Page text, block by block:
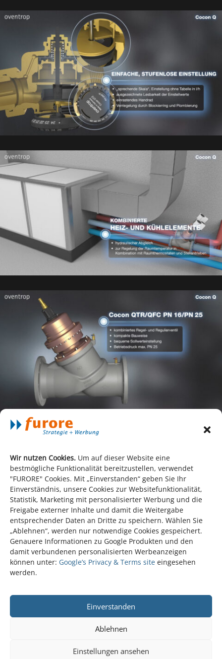
Wir nutzen Cookies. Um auf dieser Website eine
bestmögliche Funktionalität bereitzustellen, verwendet
"FURORE" Cookies. Mit „Einverstanden“ geben Sie Ihr
Einverständnis, unsere Cookies zur Websitefunktionalität,
Statistik, Marketing mit personalisierter Werbung und die
Freigabe externer Inhalte und damit die Weitergabe
entsprechender Daten an Dritte zu speichern. Wählen Sie
„Ablehnen“, werden nur notwendige Cookies gespeichert.
Genauere Informationen zu Google Produkten und den
damit verbundenen personalisierten Werbeanzeigen
können unter: Google’s Privacy & Terms site eingesehen
werden.
Einverstanden
Ablehnen
Einstellungen ansehen
Kostprobe (Ausschnitte)
#